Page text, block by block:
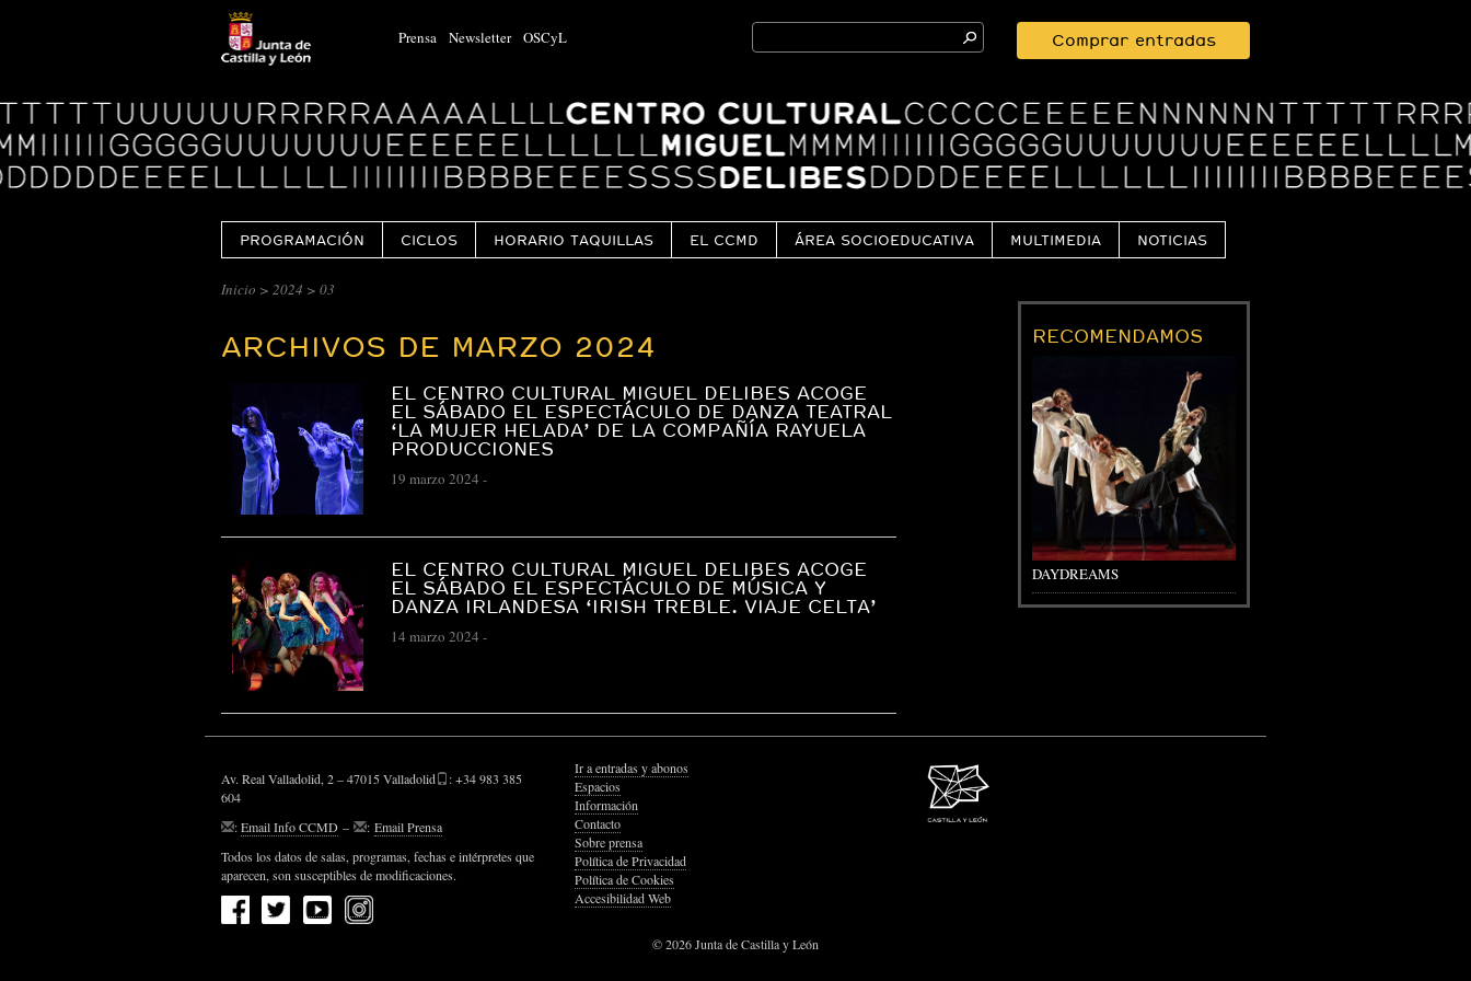
Prensa Newsletter OSCyL
Search
for:
Comprar entradas
Logo
Centro
Cultural
Miguel
Delibes
PROGRAMACIÓN CICLOS HORARIO TAQUILLAS EL CCMD ÁREA SOCIOEDUCATIVA MULTIMEDIA NOTICIAS
CENTRO
MIGUEL
ARCHIVO
Inicio > 2024 > 03
ARCHIVOS DE MARZO 2024
EL CENTRO CULTURAL MIGUEL DELIBES ACOGE
EL SÁBADO EL ESPECTÁCULO DE DANZA TEATRAL
‘LA MUJER HELADA’ DE LA COMPAÑÍA RAYUELA
PRODUCCIONES
19 marzo 2024 -
EL CENTRO CULTURAL MIGUEL DELIBES ACOGE
EL SÁBADO EL ESPECTÁCULO DE MÚSICA Y
DANZA IRLANDESA ‘IRISH TREBLE. VIAJE CELTA’
14 marzo 2024 -
RECOMENDAMOS
DAYDREAMS
Av. Real Valladolid, 2 – 47015 Valladolid
: +34 983 385
604
:Email Info CCMD – : Email Prensa
Todos los datos de salas, programas, fechas e intérpretes que
aparecen, son susceptibles de modificaciones.
Ir a entradas y abonos
Espacios
Información
Contacto
Sobre prensa
Política de Privacidad
Política de Cookies
Accesibilidad Web
© 2026 Junta de Castilla y León